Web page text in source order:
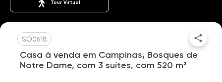
Tour Virtual
SO0618
Casa à venda em Campinas, Bosques de
Notre Dame, com 3 suítes, com 520 m²